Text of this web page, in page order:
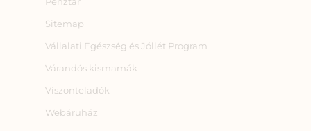
Sitemap
Vállalati Egészség és Jóllét Program
Várandós kismamák
Viszonteladók
Webáruház